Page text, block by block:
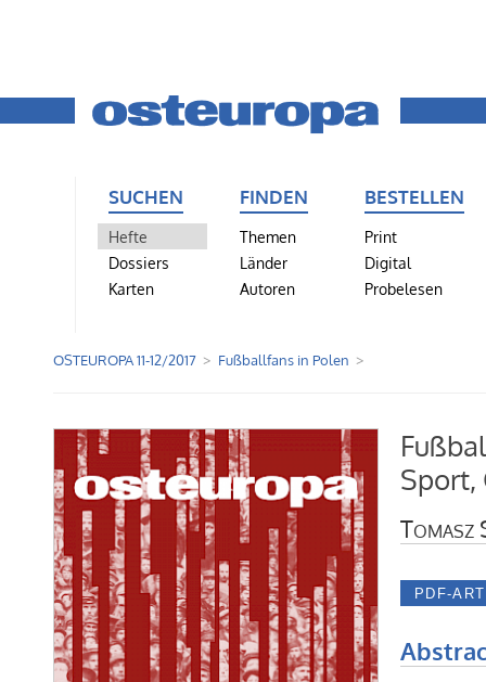
SUCHEN
Hefte
Dossiers
Karten
FINDEN
Themen
Länder
Autoren
BESTELLEN
Print
Digital
Probelesen
OSTEUROPA 11-12/2017 Fußballfans in Polen
Sport,
Tomasz